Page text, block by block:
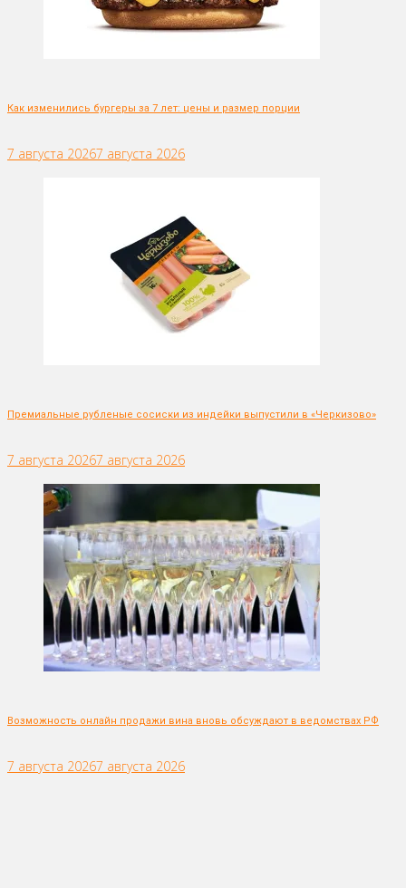
Как изменились бургеры за 7 лет: цены и размер порции
7 августа 20267 августа 2026
Премиальные рубленые сосиски из индейки выпустили в «Черкизово»
7 августа 20267 августа 2026
Возможность онлайн продажи вина вновь обсуждают в ведомствах РФ
7 августа 20267 августа 2026